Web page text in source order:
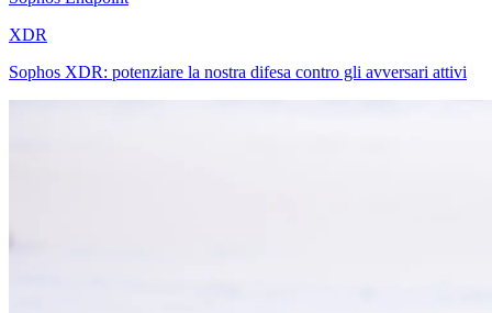
XDR
Sophos XDR: potenziare la nostra difesa contro gli avversari attivi